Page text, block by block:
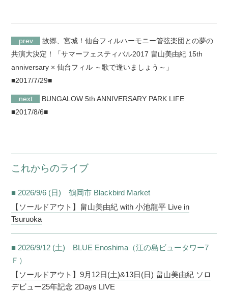
prev
故郷、宮城！仙台フィルハーモニー管弦楽団との夢の
共演大決定！「サマーフェスティバル2017 畠山美由紀 15th
anniversary × 仙台フィル ～歌で逢いましょう～」
■2017/7/29■
next
BUNGALOW 5th ANNIVERSARY PARK LIFE
■2017/8/6■
これからのライブ
■ 2026/9/6 (日) 鶴岡市 Blackbird Market
【ソールドアウト】畠山美由紀 with 小池龍平 Live in
Tsuruoka
■ 2026/9/12 (土) BLUE Enoshima（江の島ビュータワー7
Ｆ）
【ソールドアウト】9月12日(土)&13日(日) 畠山美由紀 ソロ
デビュー25年記念 2Days LIVE